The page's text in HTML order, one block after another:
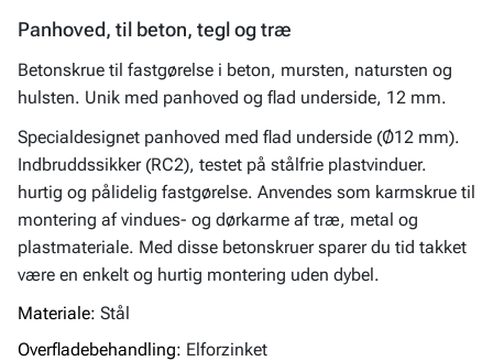
Panhoved, til beton, tegl og træ
Betonskrue til fastgørelse i beton, mursten, natursten og
hulsten. Unik med panhoved og flad underside, 12 mm.
Specialdesignet panhoved med flad underside (Ø12 mm).
Indbruddssikker (RC2), testet på stålfrie plastvinduer.
hurtig og pålidelig fastgørelse. Anvendes som karmskrue til
montering af vindues- og dørkarme af træ, metal og
plastmateriale. Med disse betonskruer sparer du tid takket
være en enkelt og hurtig montering uden dybel.
Materiale: Stål
Overfladebehandling: Elforzinket